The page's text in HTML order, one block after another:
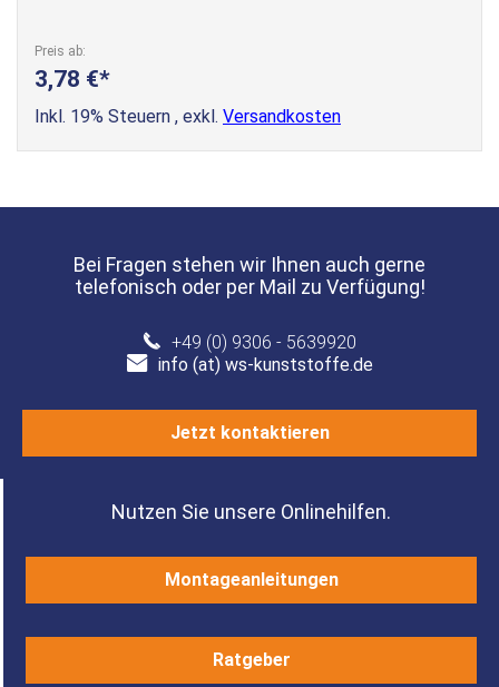
Preis ab
3,78 €
Inkl. 19% Steuern , exkl. Versandkosten
Bei Fragen stehen wir Ihnen auch gerne
telefonisch oder per Mail zu Verfügung!
+49 (0) 9306 - 5639920
info (at) ws-kunststoffe.de
Jetzt kontaktieren
Nutzen Sie unsere Onlinehilfen.
Montageanleitungen
Ratgeber